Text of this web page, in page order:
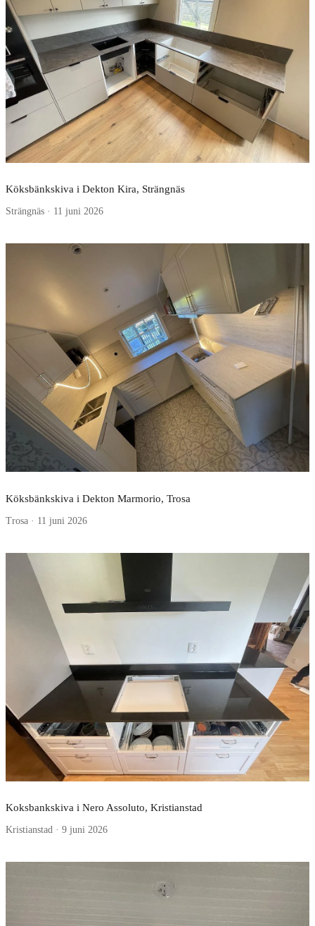
Köksbänkskiva i Dekton Kira, Strängnäs
Strängnäs · 11 juni 2026
Köksbänkskiva i Dekton Marmorio, Trosa
Trosa · 11 juni 2026
Koksbankskiva i Nero Assoluto, Kristianstad
Kristianstad · 9 juni 2026